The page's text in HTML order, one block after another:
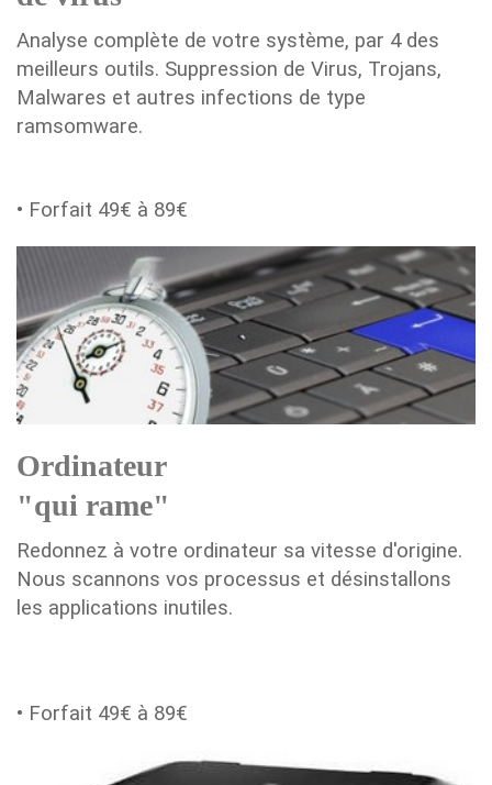
Analyse complète de votre système, par 4 des
meilleurs outils. Suppression de Virus, Trojans,
Malwares et autres infections de type
ramsomware.
• Forfait 49€ à 89€
Ordinateur
"qui rame"
Redonnez à votre ordinateur sa vitesse d'origine.
Nous scannons vos processus et désinstallons
les applications inutiles.
• Forfait 49€ à 89€